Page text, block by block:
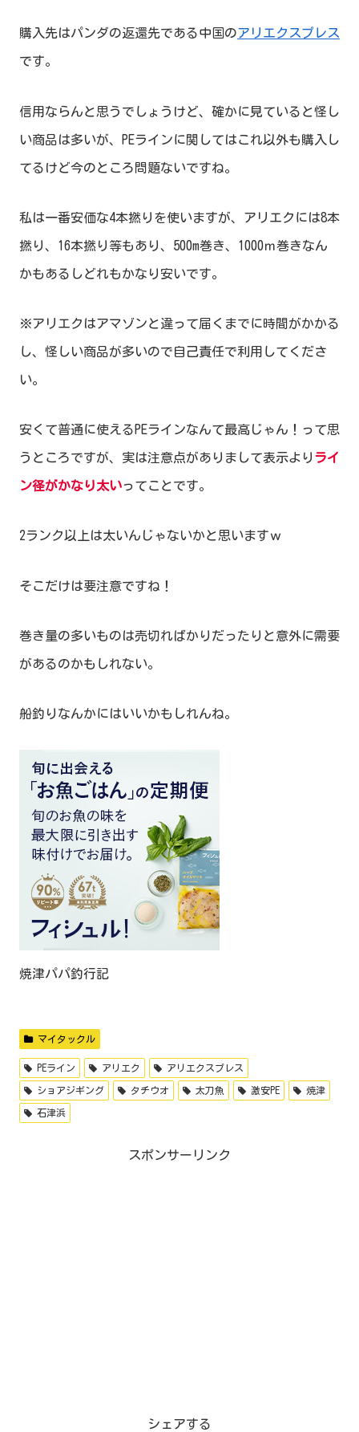
購入先はパンダの返還先である中国のアリエクスプレス
です。
信用ならんと思うでしょうけど、確かに見ていると怪し
い商品は多いが、PEラインに関してはこれ以外も購入し
てるけど今のところ問題ないですね。
私は一番安価な4本撚りを使いますが、アリエクには8本
撚り、16本撚り等もあり、500m巻き、1000ｍ巻きなん
かもあるしどれもかなり安いです。
※アリエクはアマゾンと違って届くまでに時間がかかる
し、怪しい商品が多いので自己責任で利用してくださ
い。
安くて普通に使えるPEラインなんて最高じゃん！って思
うところですが、実は注意点がありまして表示より ライ
ン径がかなり太いってことです。
2ランク以上は太いんじゃないかと思いますｗ
そこだけは要注意ですね！
巻き量の多いものは売切ればかりだったりと意外に需要
があるのかもしれない。
船釣りなんかにはいいかもしれんね。
焼津パパ釣行記
マイタックル
PEライン アリエク アリエクスプレス
ショアジギング タチウオ 太刀魚 激安PE 焼津
石津浜
スポンサーリンク
シェアする